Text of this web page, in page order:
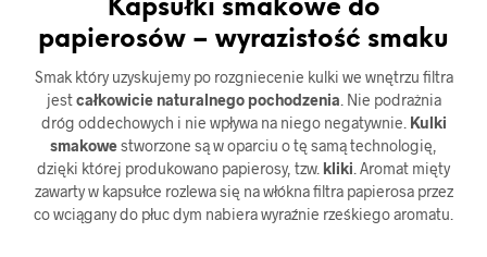
Kapsułki smakowe do
papierosów – wyrazistość smaku
Smak który uzyskujemy po rozgniecenie kulki we wnętrzu filtra
jestcałkowicie naturalnego pochodzenia . Nie podrażnia
dróg oddechowych i nie wpływa na niego negatywnie. Kulki
smakowestworzone są w oparciu o tę samą technologię,
dzięki której produkowano papierosy, tzw. kliki . Aromat mięty
zawarty w kapsułce rozlewa się na włókna filtra papierosa przez
co wciągany do płuc dym nabiera wyraźnie rześkiego aromatu.